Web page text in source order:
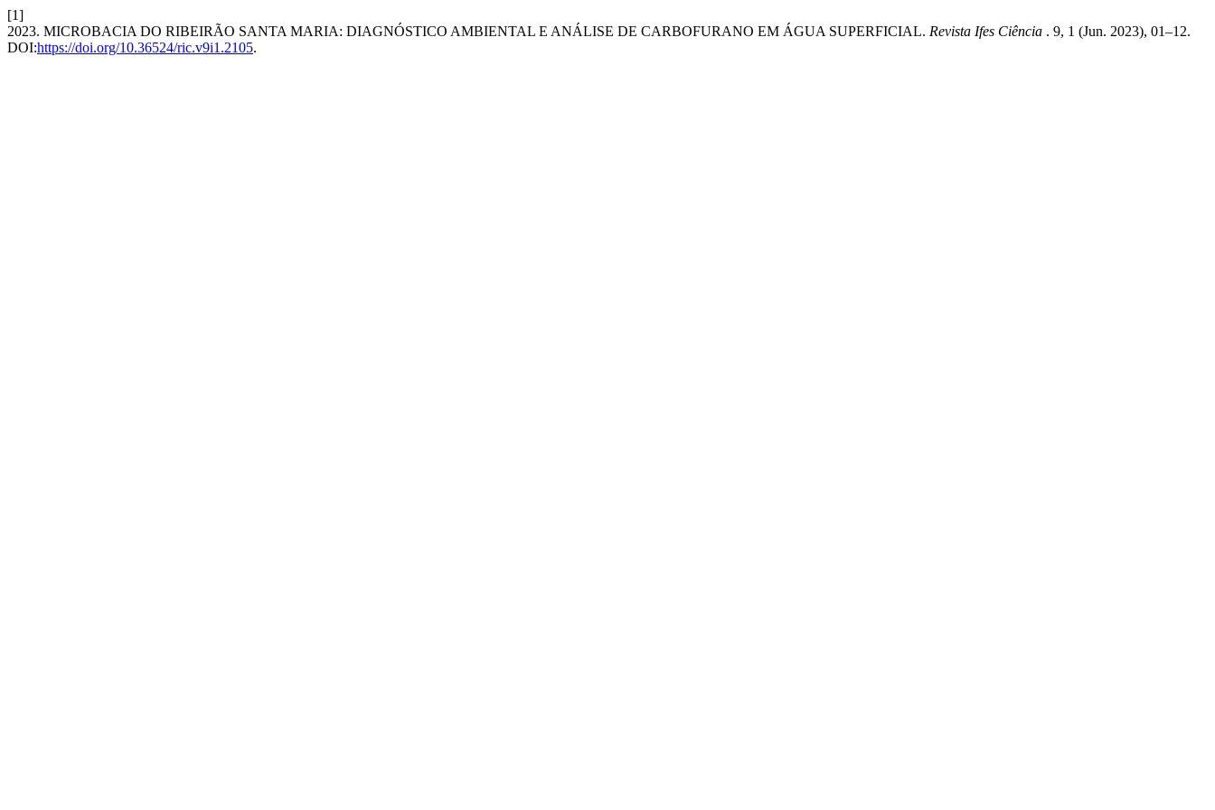
[1]
2023. MICROBACIA DO RIBEIRÃO SANTA MARIA: DIAGNÓSTICO AMBIENTAL E ANÁLISE DE CARBOFURANO EM ÁGUA SUPERFICIAL. Revista Ifes Ciência . 9, 1 (Jun. 2023), 01–12.
DOI:https://doi.org/10.36524/ric.v9i1.2105.